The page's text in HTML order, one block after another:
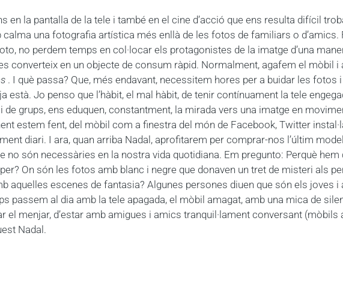
la pantalla de la tele i també en el cine d’acció que ens resulta difícil
una fotografia artística més enllà de les fotos de familiars o d’amics.
no perdem temps en col·locar els protagonistes de la imatge d’una
converteix en un objecte de consum ràpid. Normalment, agafem el mòbil
. I què passa? Que, més endavant, necessitem hores per a buidar les fotos
està. Jo penso que l’hàbit, el mal hàbit, de tenir contínuament la tele
grups, ens eduquen, constantment, la mirada vers una imatge en
estem fent, del mòbil com a finestra del món de Facebook, Twitter
diari. I ara, quan arriba Nadal, aprofitarem per comprar-nos l’últim
són necessàries en la nostra vida quotidiana. Em pregunto: Perquè
On són les fotos amb blanc i negre que donaven un tret de misteri als
aquelles escenes de fantasia? Algunes persones diuen que són els joves
passem al dia amb la tele apagada, el mòbil amagat, amb una mica de
el menjar, d’estar amb amigues i amics tranquil·lament conversant
Nadal.